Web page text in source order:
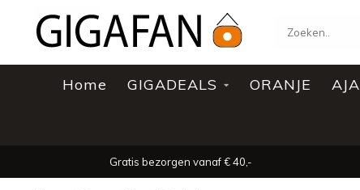
Home GIGADEALS ORANJE
Gratis bezorgen vanaf € 40,-